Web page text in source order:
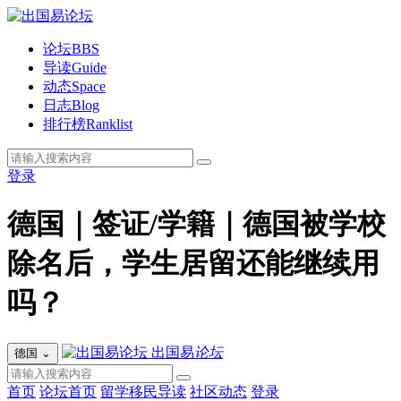
论坛BBS
导读Guide
动态Space
日志Blog
排行榜Ranklist
登录
德国｜签证/学籍｜德国被学校
除名后，学生居留还能继续用
吗？
德国 ⌄ 出国易论坛
首页 论坛首页 留学移民导读 社区动态 登录